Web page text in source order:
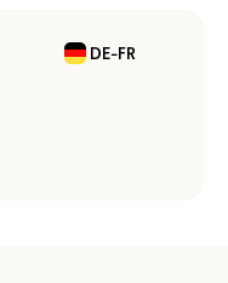
DE-FR